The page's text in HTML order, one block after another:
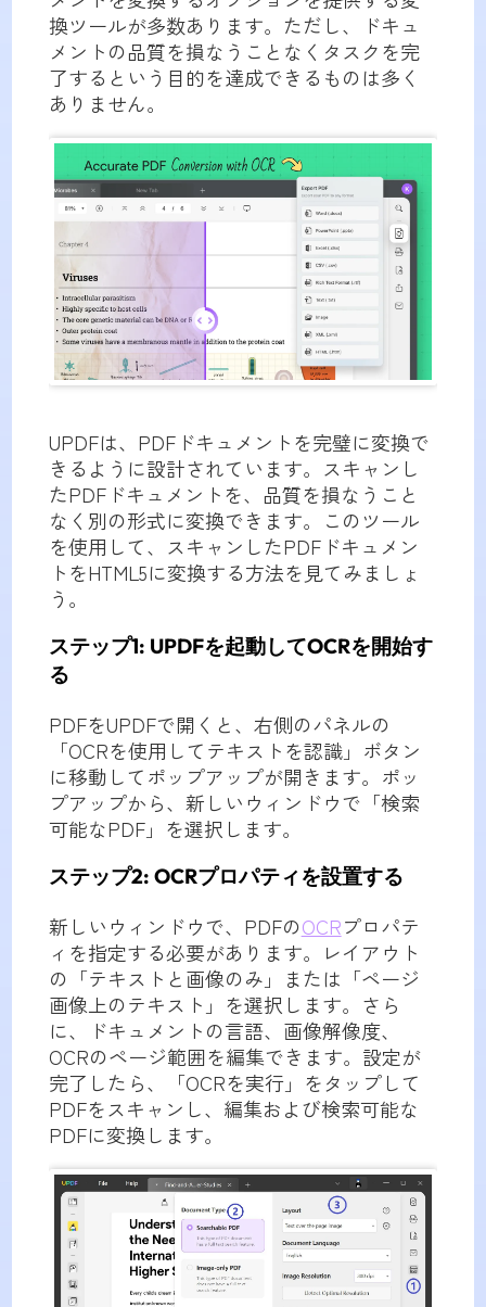
換ツールが多数あります。ただし、ドキュ
メントの品質を損なうことなくタスクを完
了するという目的を達成できるものは多く
ありません。
UPDFは、PDFドキュメントを完璧に変換で
きるように設計されています。スキャンし
たPDFドキュメントを、品質を損なうこと
なく別の形式に変換できます。このツール
を使用して、スキャンしたPDFドキュメン
トをHTML5に変換する方法を見てみましょ
う。
ステップ1: UPDFを起動してOCRを開始す
る
PDFをUPDFで開くと、右側のパネルの
「OCRを使用してテキストを認識」ボタン
に移動してポップアップが開きます。ポッ
プアップから、新しいウィンドウで「検索
可能なPDF」を選択します。
ステップ2: OCRプロパティを設置する
新しいウィンドウで、PDFのOCRプロパテ
ィを指定する必要があります。レイアウト
の「テキストと画像のみ」または「ページ
画像上のテキスト」を選択します。さら
に、ドキュメントの言語、画像解像度、
OCRのページ範囲を編集できます。設定が
完了したら、「OCRを実行」をタップして
PDFをスキャンし、編集および検索可能な
PDFに変換します。